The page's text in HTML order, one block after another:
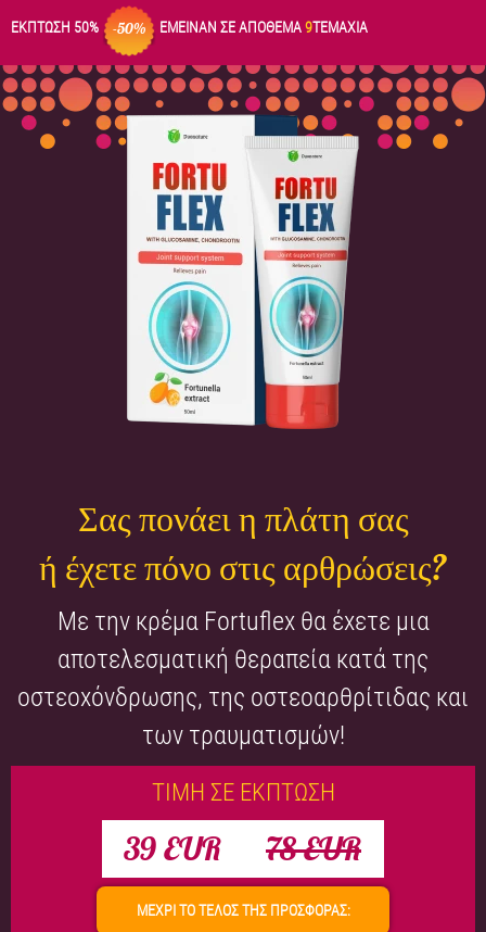
ΕΚΠΤΩΣΗ 50% -50% ΕΜΕΙΝΑΝ ΣΕ ΑΠΟΘΕΜΑ9ΤΕΜΑΧΙΑ
Σας πονάει η πλάτη σας
ή έχετε πόνο στις αρθρώσεις?
Με την κρέμα Fortuflex θα έχετε μια
αποτελεσματική θεραπεία κατά της
οστεοχόνδρωσης, της οστεοαρθρίτιδας και
των τραυματισμών!
ΤΙΜΗ ΣΕ ΕΚΠΤΩΣΗ
39 EUR 78 EUR
ΜΕΧΡΙ ΤΟ ΤΕΛΟΣ ΤΗΣ ΠΡΟΣΦΟΡΑΣ: